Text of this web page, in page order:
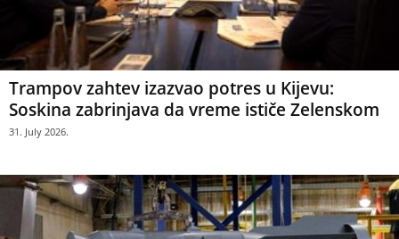
Trampov zahtev izazvao potres u Kijevu:
Soskina zabrinjava da vreme ističe Zelenskom
31. July 2026.